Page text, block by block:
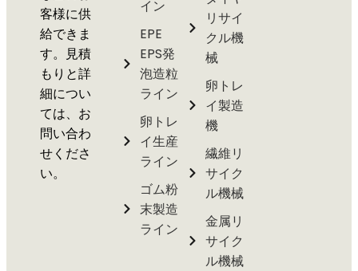
客様に供
給できま
す。見積
もりと詳
細につい
ては、お
問い合わ
せくださ
い。
イン
EPE
EPS発
泡造粒
ライン
卵トレ
イ生産
ライン
ゴム粉
末製造
ライン
リサイ
クル機
械
卵トレ
イ製造
機
繊維リ
サイク
ル機械
金属リ
サイク
ル機械